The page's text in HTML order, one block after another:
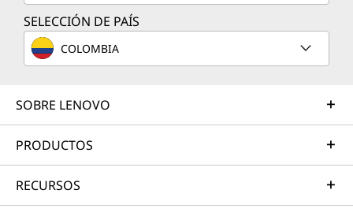
SELECCIÓN DE PAÍS
COLOMBIA
SOBRE LENOVO
PRODUCTOS
RECURSOS